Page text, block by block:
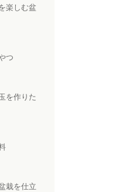
楽しむ盆
つ
を作りた
栽を仕立